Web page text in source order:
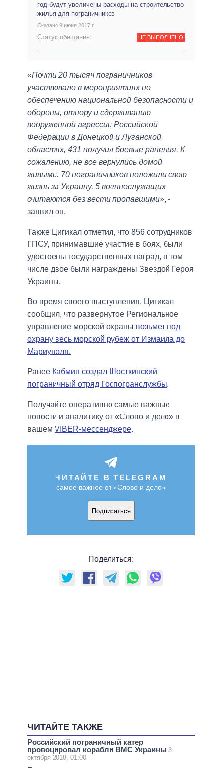
год будут увеличены расходы на строительство
жилья для пограничников
Сказано 9 июня 2017 г.
Статус обещания: НЕ ВЫПОЛНЕНО
«Почти 20 тысяч пограничников
участвовало в мероприятиях по
обеспечению национальной безопасности и
обороны, отпору и сдерживанию
вооруженной агрессии Российской
Федерации в Донецкой и Луганской
областях, 431 получил боевые ранения. К
сожалению, не все вернулись домой
живыми. 70 пограничников положили свою
жизнь за Украину, 5 военнослужащих
считаются без вести пропавшими», -
заявил он.
Также Цигикал отметил, что 856 сотрудников
ГПСУ, принимавшие участие в боях, были
удостоены государственных наград, в том
числе двое были награждены Звездой Героя
Украины.
Во время своего выступления, Цигикал
сообщил, что развернутое Региональное
управление морской охраны возьмет под
охрану весь морской рубеж от Измаила до
Мариуполя.
Ранее Кабмин создал Шосткинский
пограничный отряд Госпогранслужбы.
Получайте оперативно самые важные
новости и аналитику от «Слово и дело» в
вашем VIBER-мессенджере.
ЧИТАЙТЕ В TELEGRAM
самое важное от «Слово и дело»
Подписаться
Поделиться:
ЧИТАЙТЕ ТАКЖЕ
Российский пограничный катер
провоцировал корабли ВМС Украины 3
октября 2018, 01:00